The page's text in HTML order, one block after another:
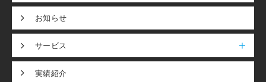
お知らせ
サービス
実績紹介